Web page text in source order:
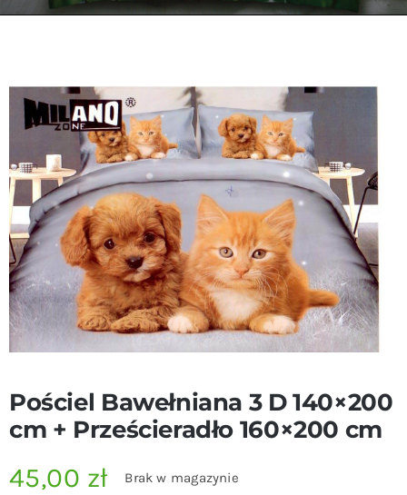
Pościel Bawełniana 3 D 140×200
cm + Prześcieradło 160×200 cm
45,00 zł Brak w magazynie